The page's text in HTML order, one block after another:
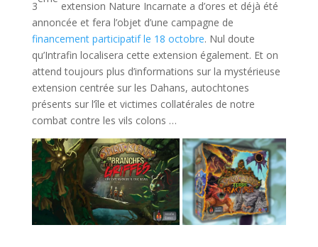
3
extension Nature Incarnate a d’ores et déjà été
annoncée et fera l’objet d’une campagne de
financement participatif le 18 octobre. Nul doute
qu’Intrafin localisera cette extension également. Et on
attend toujours plus d’informations sur la mystérieuse
extension centrée sur les Dahans, autochtones
présents sur l’île et victimes collatérales de notre
combat contre les vils colons …